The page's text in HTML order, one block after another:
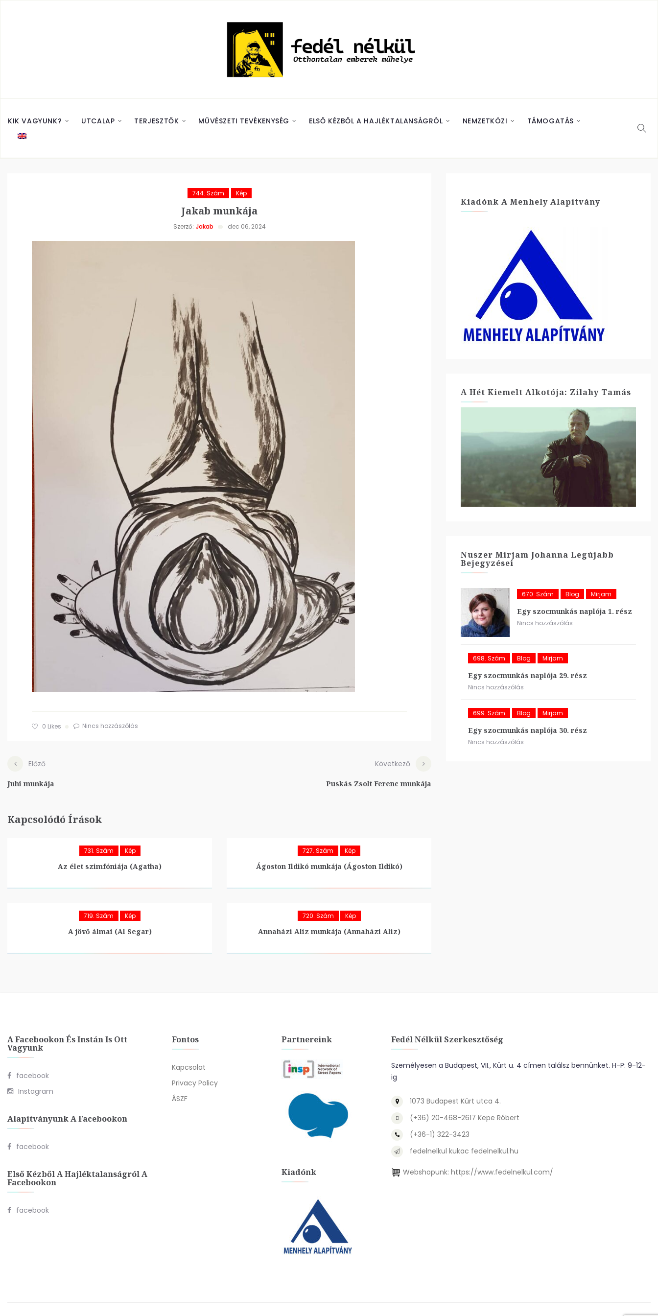
KIK VAGYUNK? UTCALAP TERJESZTŐK MŰVÉSZETI TEVÉKENYSÉG ELSŐ KÉZBŐL A HAJLÉKTALANSÁGRÓL NEMZETKÖZI TÁMOGATÁS
744. Szám Kép
Jakab munkája
Szerző: Jakab dec 06, 2024
0 Likes Nincs hozzászólás
Előző
Juhi munkája
Következő
Puskás Zsolt Ferenc munkája
Kapcsolódó Írások
731. Szám Kép
Az élet szimfóniája (Agatha)
727. Szám Kép
Ágoston Ildikó munkája (Ágoston Ildikó)
719. Szám Kép
A jövő álmai (Al Segar)
720. Szám Kép
Annaházi Alíz munkája (Annaházi Aliz)
Kiadónk A Menhely Alapítvány
A Hét Kiemelt Alkotója: Zilahy Tamás
Nuszer Mirjam Johanna Legújabb
Bejegyzései
670. Szám Blog Mirjam
Egy szocmunkás naplója 1. rész
Nincs hozzászólás
698. Szám Blog Mirjam
Egy szocmunkás naplója 29. rész
Nincs hozzászólás
699. Szám Blog Mirjam
Egy szocmunkás naplója 30. rész
Nincs hozzászólás
A Facebookon És Instán Is Ott
Vagyunk
facebook
Instagram
Alapítványunk A Facebookon
facebook
Első Kézből A Hajléktalanságról A
Facebookon
facebook
Fontos
Kapcsolat
Privacy Policy
ÁSZF
Partnereink
Kiadónk
Fedél Nélkül Szerkesztőség
Személyesen a Budapest, VII., Kürt u. 4 címen találsz bennünket. H-P: 9-12-
ig
1073 Budapest Kürt utca 4.
(+36) 20-468-2617 Kepe Róbert
(+36-1) 322-3423
fedelnelkul kukac fedelnelkul.hu
Webshopunk: https://www.fedelnelkul.com/